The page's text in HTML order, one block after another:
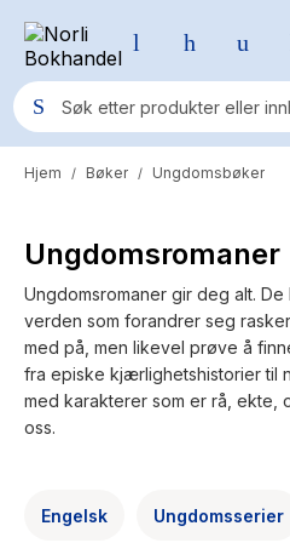
Populære søk
One piece
Fury Bound - Sable
Yesteryear
Elizabeth Strout
Hypopressiv trening
Hjem / Bøker / Ungdomsbøker
Ungdomsromaner
Ungdomsromaner gir deg alt.
verden som forandrer seg
med på, men likevel prøve å
fra episke kjærlighetshistorier til
med karakterer som er rå, ekte,
oss.
Engelsk Ungdomsserier